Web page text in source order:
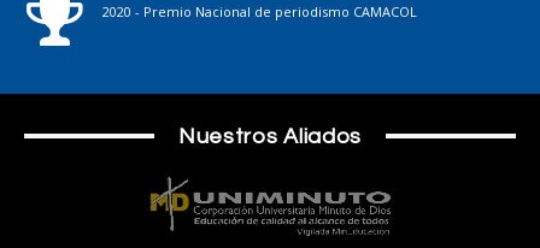
2020 - Premio Nacional de periodismo CAMACOL
Nuestros Aliados